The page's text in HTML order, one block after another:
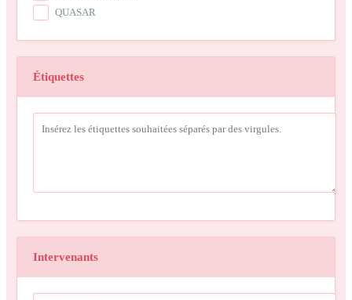
QUASAR
Étiquettes
Intervenants